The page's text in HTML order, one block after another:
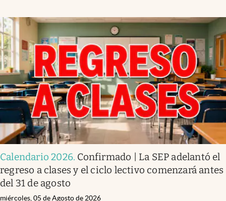
Calendario 2026. Confirmado | La SEP adelantó el
regreso a clases y el ciclo lectivo comenzará antes
del 31 de agosto
miércoles, 05 de Agosto de 2026